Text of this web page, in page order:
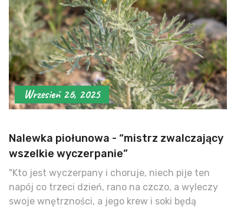
Wrzesień 26, 2025
Nalewka piołunowa - “mistrz zwalczający
wszelkie wyczerpanie”
"Kto jest wyczerpany i choruje, niech pije ten
napój co trzeci dzień, rano na czczo, a wyleczy
swoje wnętrzności, a jego krew i soki będą